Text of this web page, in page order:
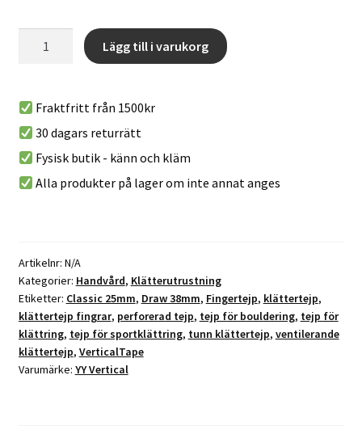
VerticalTape
Lägg till i varukorg
t
e
r
n
v
e
:
Fraktfritt från 1500kr
30 dagars returrätt
Fysisk butik - känn och kläm
Alla produkter på lager om inte annat anges
Artikelnr: N/A
Kategorier: Handvård, Klätterutrustning
Etiketter: Classic 25mm, Draw 38mm, Fingertejp, klättertejp,
klättertejp fingrar, perforerad tejp, tejp för bouldering, tejp för
klättring, tejp för sportklättring, tunn klättertejp, ventilerande
klättertejp, VerticalTape
Varumärke: YY Vertical